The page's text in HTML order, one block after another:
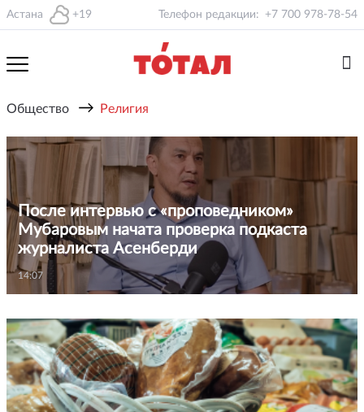
Астана +19 Телефон редакции: +7 700 978-78-54
Общество → Религия
После интервью с «проповедником»
Мубаровым начата проверка подкаста
журналиста Асенберди
14:07